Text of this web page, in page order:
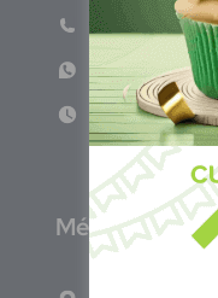
Teléfono:
WhatsApp:
Lun - Vie
México
Calle